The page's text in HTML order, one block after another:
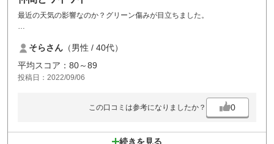
最近の天気の影響なのか？グリーン傷みが目立ちました。
人たちと十分に楽しめました。
また、利用します。
そらさん （男性 / 40代）
平均スコア：80～89
投稿日：2022/09/06
この口コミは参考になりましたか？ 0
続きを見る